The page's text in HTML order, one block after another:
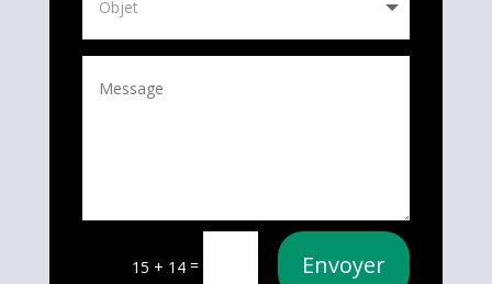
15 + 14 = Envoyer